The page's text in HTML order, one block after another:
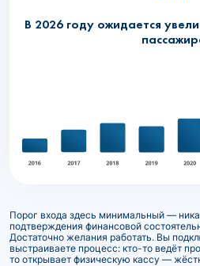
В 2026 году ожидается
Порог входа здесь минимальный —
подтверждения финансовой
Достаточно желания работать. Вы
выстраиваете процесс: кто-то ведёт
то открывает физическую кассу —